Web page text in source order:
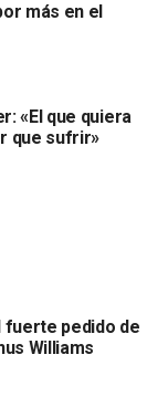
más en el
«El que quiera
que sufrir»
fuerte pedido de
Williams